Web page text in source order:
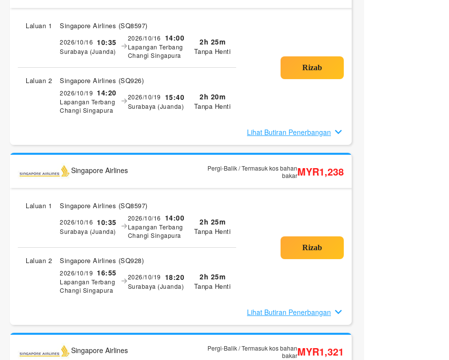
Laluan 1 Singapore Airlines (SQ8597)
2026/10/16 10:35
Surabaya (Juanda)
2026/10/16 14:00
Lapangan Terbang
Changi Singapura
2h 25m
Tanpa Henti
Laluan 2 Singapore Airlines (SQ926)
2026/10/19 14:20
Lapangan Terbang
Changi Singapura
2026/10/19 15:40
Surabaya (Juanda)
2h 20m
Tanpa Henti
Lihat Butiran Penerbangan
Singapore Airlines
Pergi-Balik / Termasuk kos bahan
bakarMYR1,238
Laluan 1 Singapore Airlines (SQ8597)
2026/10/16 10:35
Surabaya (Juanda)
2026/10/16 14:00
Lapangan Terbang
Changi Singapura
2h 25m
Tanpa Henti
Laluan 2 Singapore Airlines (SQ928)
2026/10/19 16:55
Lapangan Terbang
Changi Singapura
2026/10/19 18:20
Surabaya (Juanda)
2h 25m
Tanpa Henti
Lihat Butiran Penerbangan
Singapore Airlines
Pergi-Balik / Termasuk kos bahan
bakarMYR1,321